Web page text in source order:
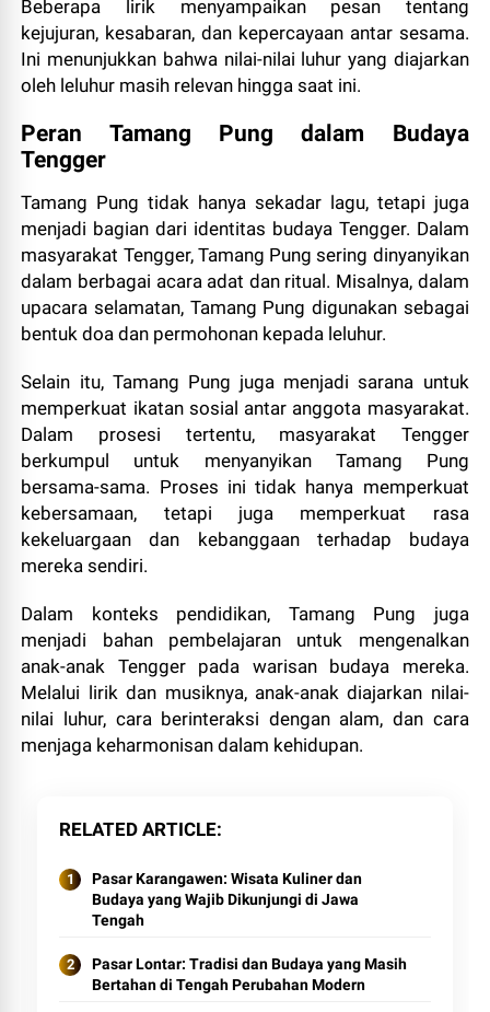
Beberapa lirik menyampaikan pesan tentang
kejujuran, kesabaran, dan kepercayaan antar sesama.
Ini menunjukkan bahwa nilai-nilai luhur yang diajarkan
oleh leluhur masih relevan hingga saat ini.
Peran Tamang Pung dalam Budaya
Tengger
Tamang Pung tidak hanya sekadar lagu, tetapi juga
menjadi bagian dari identitas budaya Tengger. Dalam
masyarakat Tengger, Tamang Pung sering dinyanyikan
dalam berbagai acara adat dan ritual. Misalnya, dalam
upacara selamatan, Tamang Pung digunakan sebagai
bentuk doa dan permohonan kepada leluhur.
Selain itu, Tamang Pung juga menjadi sarana untuk
memperkuat ikatan sosial antar anggota masyarakat.
Dalam prosesi tertentu, masyarakat Tengger
berkumpul untuk menyanyikan Tamang Pung
bersama-sama. Proses ini tidak hanya memperkuat
kebersamaan, tetapi juga memperkuat rasa
kekeluargaan dan kebanggaan terhadap budaya
mereka sendiri.
Dalam konteks pendidikan, Tamang Pung juga
menjadi bahan pembelajaran untuk mengenalkan
anak-anak Tengger pada warisan budaya mereka.
Melalui lirik dan musiknya, anak-anak diajarkan nilai-
nilai luhur, cara berinteraksi dengan alam, dan cara
menjaga keharmonisan dalam kehidupan.
RELATED ARTICLE
Pasar Karangawen: Wisata Kuliner dan
Budaya yang Wajib Dikunjungi di Jawa
Tengah
Pasar Lontar: Tradisi dan Budaya yang Masih
Bertahan di Tengah Perubahan Modern